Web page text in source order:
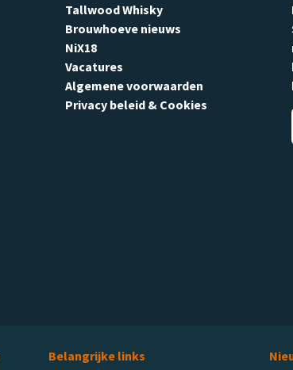
Tallwood Whisky
Brouwhoeve nieuws
NiX18
Vacatures
Algemene voorwaarden
Privacy beleid & Cookies
Belangrijke links